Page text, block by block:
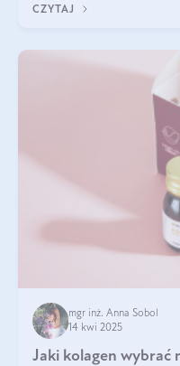
bardziej biodostępny
CZYTAJ
mgr inż. Anna Sobol
14 kwi 2025
Jaki kolagen wybrać